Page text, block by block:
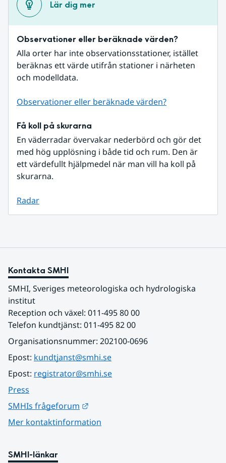
Lär dig mer
Observationer eller beräknade värden?
Alla orter har inte observationsstationer, istället
beräknas ett värde utifrån stationer i närheten
och modelldata.
Observationer eller beräknade värden?
Få koll på skurarna
En väderradar övervakar nederbörd och gör det
med hög upplösning i både tid och rum. Den är
ett värdefullt hjälpmedel när man vill ha koll på
skurarna.
Radar
Kontakta SMHI
SMHI, Sveriges meteorologiska och hydrologiska
institut
Reception och växel: 011-495 80 00
Telefon kundtjänst: 011-495 82 00
Organisationsnummer: 202100-0696
Epost: kundtjanst@smhi.se
Epost: registrator@smhi.se
Press
SMHIs frågeforum
Mer kontaktinformation
SMHI-länkar